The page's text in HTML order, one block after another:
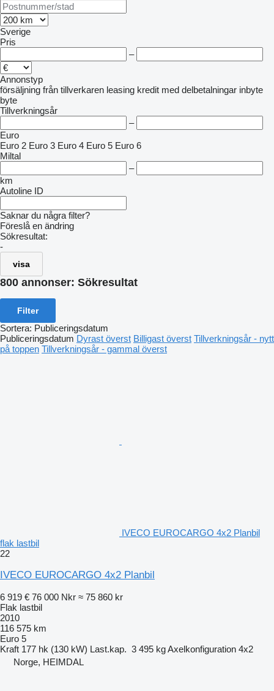
Sverige
Pris
–
Annonstyp
försäljning från tillverkaren leasing kredit med delbetalningar inbyte
byte
Tillverkningsår
–
Euro
Euro 2 Euro 3 Euro 4 Euro 5 Euro 6
Miltal
–
km
Autoline ID
Saknar du några filter?
Föreslå en ändring
Sökresultat:
-
visa
800 annonser: Sökresultat
Filter
Sortera: Publiceringsdatum
Publiceringsdatum Dyrast överst Billigast överst Tillverkningsår - nytt
på toppen Tillverkningsår - gammal överst
IVECO EUROCARGO 4x2 Planbil
flak lastbil
22
IVECO EUROCARGO 4x2 Planbil
6 919 € 76 000 Nkr ≈ 75 860 kr
Flak lastbil
2010
116 575 km
Euro 5
Kraft 177 hk (130 kW) Last.kap. 3 495 kgAxelkonfiguration 4x2
Norge, HEIMDAL